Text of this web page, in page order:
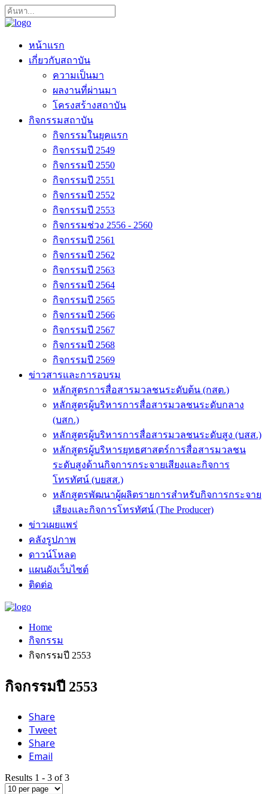
หน้าแรก
เกี่ยวกับสถาบัน
ความเป็นมา
ผลงานที่ผ่านมา
โครงสร้างสถาบัน
กิจกรรมสถาบัน
กิจกรรมในยุคแรก
กิจกรรมปี 2549
กิจกรรมปี 2550
กิจกรรมปี 2551
กิจกรรมปี 2552
กิจกรรมปี 2553
กิจกรรมช่วง 2556 - 2560
กิจกรรมปี 2561
กิจกรรมปี 2562
กิจกรรมปี 2563
กิจกรรมปี 2564
กิจกรรมปี 2565
กิจกรรมปี 2566
กิจกรรมปี 2567
กิจกรรมปี 2568
กิจกรรมปี 2569
ข่าวสารและการอบรม
หลักสูตรการสื่อสารมวลชนระดับต้น (กสต.)
หลักสูตรผู้บริหารการสื่อสารมวลชนระดับกลาง
(บสก.)
หลักสูตรผู้บริหารการสื่อสารมวลชนระดับสูง (บสส.)
หลักสูตรผู้บริหารยุทธศาสตร์การสื่อสารมวลชน
ระดับสูงด้านกิจการกระจายเสียงและกิจการ
โทรทัศน์ (บยสส.)
หลักสูตรพัฒนาผู้ผลิตรายการสำหรับกิจการกระจาย
เสียงและกิจการโทรทัศน์ (The Producer)
ข่าวเผยแพร่
คลังรูปภาพ
ดาวน์โหลด
แผนผังเว็บไซต์
ติดต่อ
Home
กิจกรรม
กิจกรรมปี 2553
กิจกรรมปี 2553
Share
Tweet
Share
Email
Results 1 - 3 of 3